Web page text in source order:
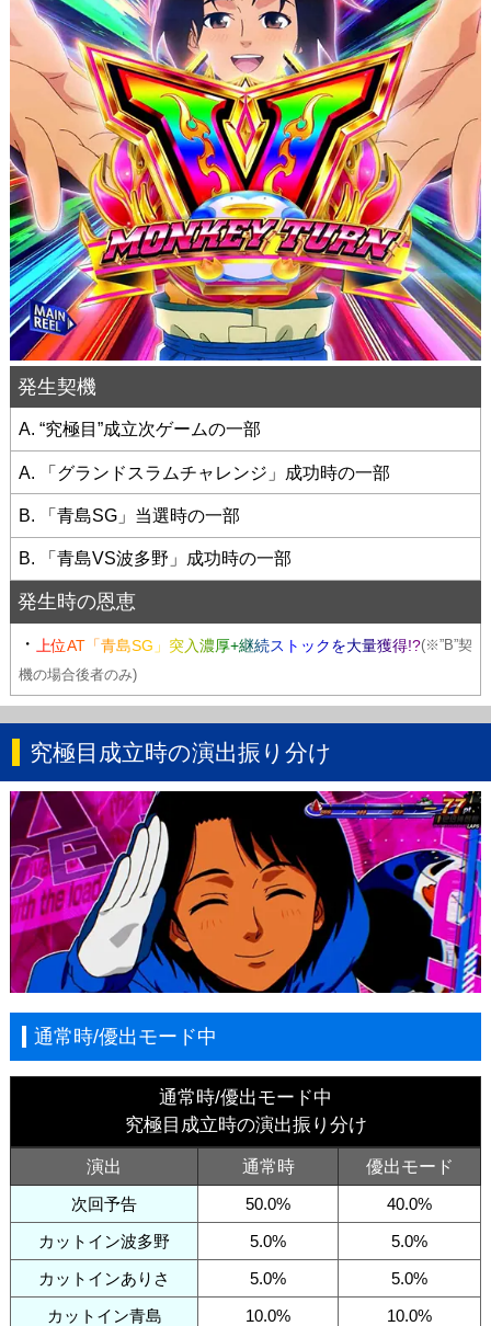
発生契機
A. “究極目”成立次ゲームの一部
A. 「グランドスラムチャレンジ」成功時の一部
B. 「青島SG」当選時の一部
B. 「青島VS波多野」成功時の一部
発生時の恩恵
・ 上位AT「青島SG」突入濃厚+継続ストックを大量獲得!?(※”B”契
機の場合後者のみ)
究極目成立時の演出振り分け
通常時/優出モード中
通常時/優出モード中
究極目成立時の演出振り分け
演出 通常時 優出モード
次回予告 50.0%
40.0%
カットイン波多野
5.0%
5.0%
カットインありさ
5.0%
5.0%
カットイン青島
10.0%
10.0%